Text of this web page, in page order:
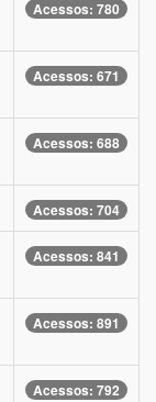
Acessos: 780
Acessos: 671
Acessos: 688
Acessos: 704
Acessos: 841
Acessos: 891
Acessos: 792